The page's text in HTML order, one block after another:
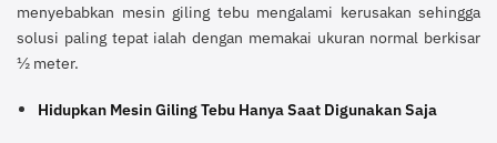
menyebabkan mesin giling tebu mengalami kerusakan sehingga
solusi paling tepat ialah dengan memakai ukuran normal berkisar
½ meter.
Hidupkan Mesin Giling Tebu Hanya Saat Digunakan Saja